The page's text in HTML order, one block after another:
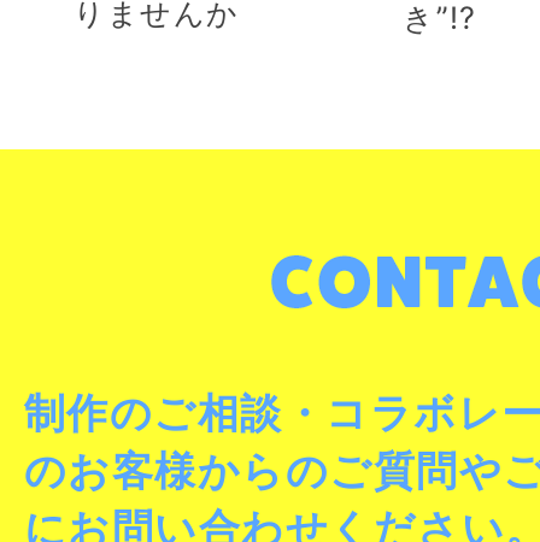
りませんか
き”!?
制作のご相談・コラボレ
のお客様からのご質問や
にお問い合わせください